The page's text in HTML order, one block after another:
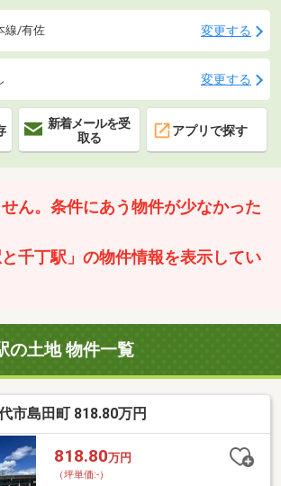
線/有佐 変更する
変更する
新着メールを受
取る
アプリで探す
ん。条件にあう物件が少なかった
千丁駅」の物件情報を表示してい
の土地 物件一覧
市島田町 818.80万円
818.80万円
（坪単価:-）